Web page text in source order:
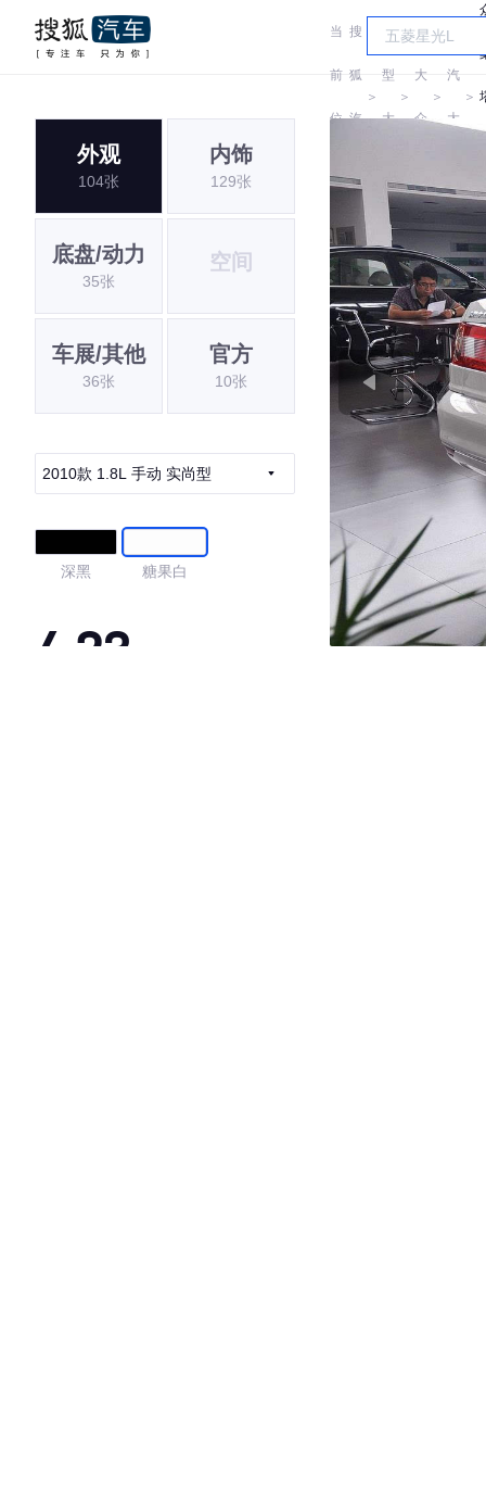
当
前
位
搜
狐
汽
＞
车
型
大
＞
大
众
＞
上
汽
大
＞
外观
104张
内饰
129张
底盘/动力
35张
空间
车展/其他
36张
官方
10张
2010款 1.8L 手动 实尚型
深黑 糖果白
4.23